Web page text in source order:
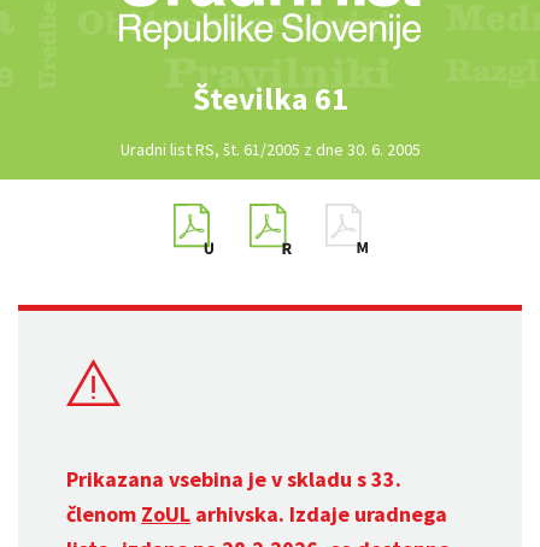
Številka 61
Uradni list RS, št. 61/2005 z dne 30. 6. 2005
Prikazana vsebina je v skladu s 33.
členom ZoUL arhivska. Izdaje uradnega